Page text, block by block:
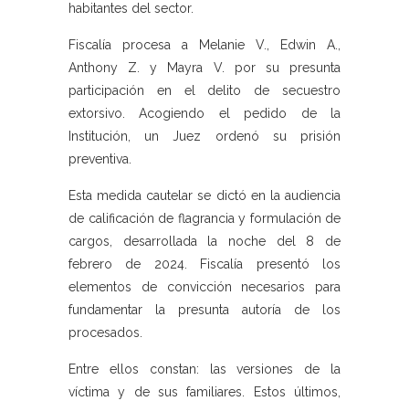
habitantes del sector.
Fiscalía procesa a Melanie V., Edwin A.,
Anthony Z. y Mayra V. por su presunta
participación en el delito de secuestro
extorsivo. Acogiendo el pedido de la
Institución, un Juez ordenó su prisión
preventiva.
Esta medida cautelar se dictó en la audiencia
de calificación de flagrancia y formulación de
cargos, desarrollada la noche del 8 de
febrero de 2024. Fiscalía presentó los
elementos de convicción necesarios para
fundamentar la presunta autoría de los
procesados.
Entre ellos constan: las versiones de la
víctima y de sus familiares. Estos últimos,